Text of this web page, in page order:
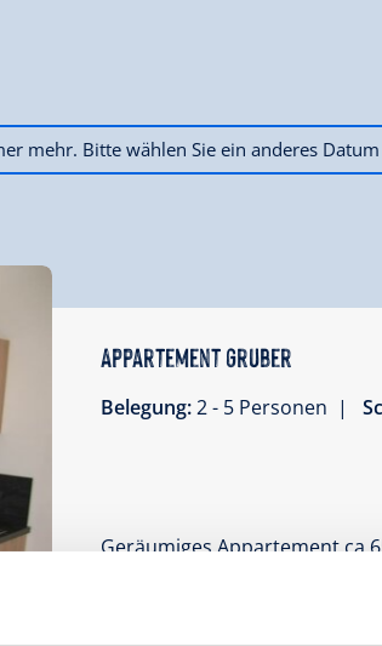
mehr. Bitte wählen Sie ein anderes Datum
Appartement Gruber
Belegung:2 - 5 Personen |
Geräumiges Appartement ca
einem Dreibettzimmer mit
Kaffeemaschine,...... im